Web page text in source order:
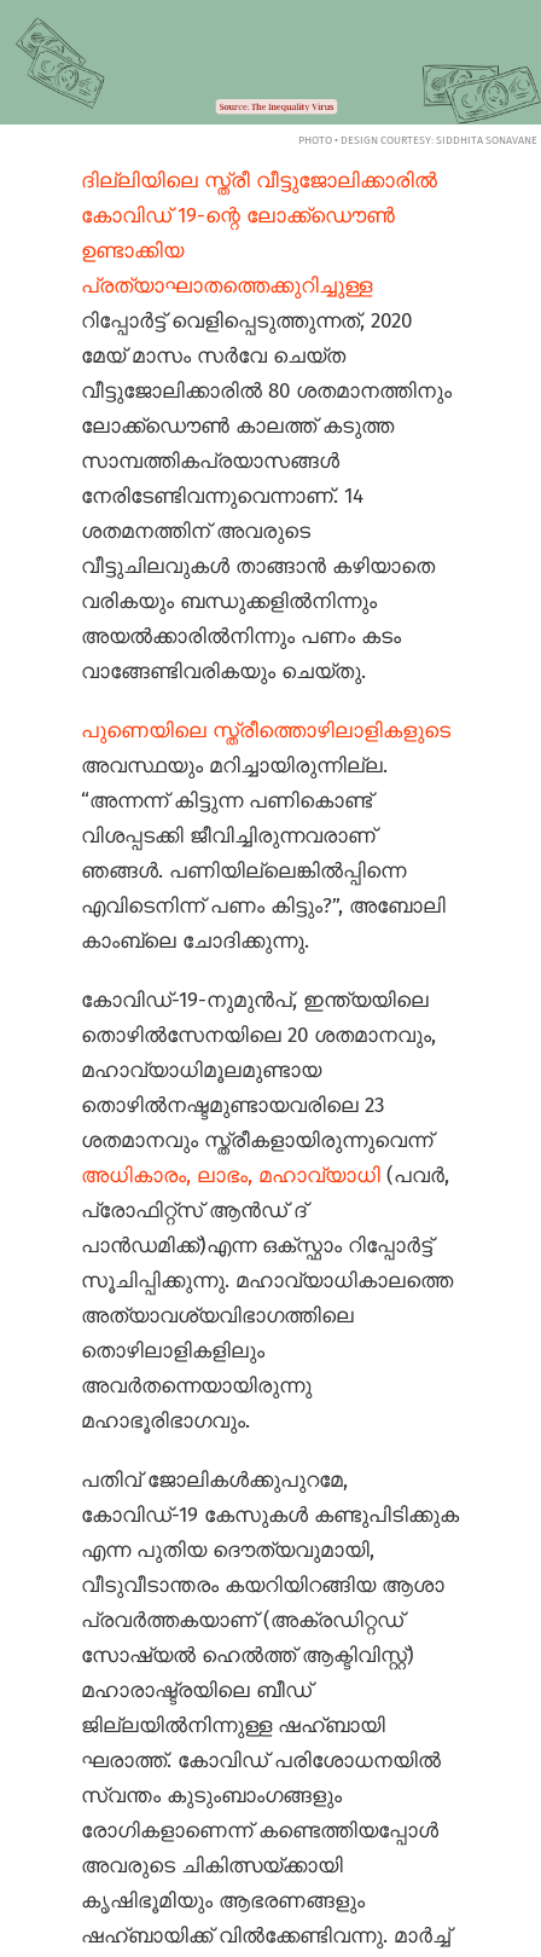
PHOTO • DESIGN COURTESY: SIDDHITA SONAVANE
ദില്ലിയിലെ സ്ത്രീ വീട്ടുജോലിക്കാരിൽ
കോവിഡ് 19-ന്റെ ലോക്ക്ഡൌൺ
ഉണ്ടാക്കിയ
പ്രത്യാഘാതത്തെക്കുറിച്ചുള്ള
റിപ്പോർട്ട് വെളിപ്പെടുത്തുന്നത്, 2020
മേയ് മാസം സർവേ ചെയ്ത
വീട്ടുജോലിക്കാരിൽ 80 ശതമാനത്തിനും
ലോക്ക്ഡൌൺ കാലത്ത് കടുത്ത
സാമ്പത്തികപ്രയാസങ്ങൾ
നേരിടേണ്ടിവന്നുവെന്നാണ്. 14
ശതമനത്തിന് അവരുടെ
വീട്ടുചിലവുകൾ താങ്ങാൻ കഴിയാതെ
വരികയും ബന്ധുക്കളിൽനിന്നും
അയൽക്കാരിൽനിന്നും പണം കടം
വാങ്ങേണ്ടിവരികയും ചെയ്തു.
പുണെയിലെ സ്ത്രീത്തൊഴിലാളികളുടെ
അവസ്ഥയും മറിച്ചായിരുന്നില്ല.
“അന്നന്ന് കിട്ടുന്ന പണികൊണ്ട്
വിശപ്പടക്കി ജീവിച്ചിരുന്നവരാണ്
ഞങ്ങൾ. പണിയില്ലെങ്കിൽ‌പ്പിന്നെ
എവിടെനിന്ന് പണം കിട്ടും?”, അബോലി
കാംബ്ലെ ചോദിക്കുന്നു.
കോവിഡ്-19-നുമുൻപ്, ഇന്ത്യയിലെ
തൊഴിൽ‌സേനയിലെ 20 ശതമാനവും,
മഹാവ്യാധിമൂലമുണ്ടായ
തൊഴിൽനഷ്ടമുണ്ടായവരിലെ 23
ശതമാനവും സ്ത്രീകളായിരുന്നുവെന്ന്
അധികാരം, ലാഭം, മഹാവ്യാധി(പവർ,
പ്രോഫിറ്റ്സ് ആൻഡ് ദ്
പാൻ‌ഡമിക്ക്)എന്ന ഒക്സ്ഫാം റിപ്പോർട്ട്
സൂചിപ്പിക്കുന്നു. മഹാവ്യാധികാലത്തെ
അത്യാവശ്യവിഭാഗത്തിലെ
തൊഴിലാളികളിലും
അവർതന്നെയായിരുന്നു
മഹാഭൂരിഭാഗവും.
പതിവ് ജോലികൾക്കുപുറമേ,
കോവിഡ്-19 കേസുകൾ കണ്ടുപിടിക്കുക
എന്ന പുതിയ ദൌത്യവുമായി,
വീടുവീടാന്തരം കയറിയിറങ്ങിയ ആശാ
പ്രവർത്തകയാണ് (അക്രഡിറ്റഡ്
സോഷ്യൽ ഹെൽത്ത് ആക്ടിവിസ്റ്റ്)
മഹാരാഷ്ട്രയിലെ ബീഡ്
ജില്ലയിൽനിന്നുള്ള ഷഹ്ബായി
ഘരാത്ത്. കോവിഡ് പരിശോധനയിൽ
സ്വന്തം കുടുംബാംഗങ്ങളും
രോഗികളാണെന്ന് കണ്ടെത്തിയപ്പോൾ
അവരുടെ ചികിത്സയ്ക്കായി
കൃഷിഭൂമിയും ആഭരണങ്ങളും
ഷഹ്ബായിക്ക് വിൽക്കേണ്ടിവന്നു. മാർച്ച്